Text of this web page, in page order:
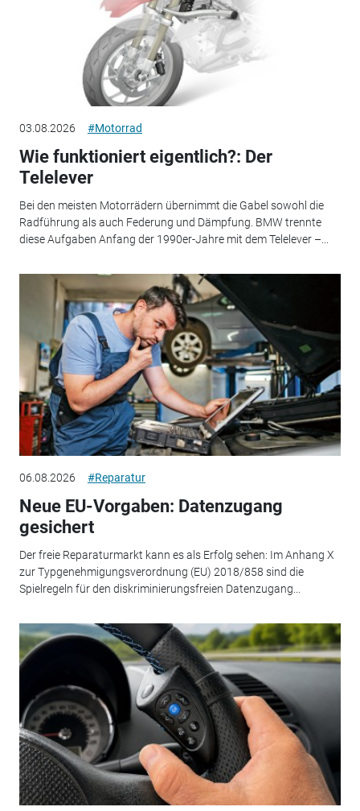
03.08.2026 #Motorrad
Wie funktioniert eigentlich?: Der
Telelever
Bei den meisten Motorrädern übernimmt die Gabel sowohl die
Radführung als auch Federung und Dämpfung. BMW trennte
diese Aufgaben Anfang der 1990er-Jahre mit dem Telelever –...
06.08.2026 #Reparatur
Neue EU-Vorgaben: Datenzugang
gesichert
Der freie Reparaturmarkt kann es als Erfolg sehen: Im Anhang X
zur Typgenehmigungsverordnung (EU) 2018/858 sind die
Spielregeln für den diskriminierungsfreien Datenzugang...